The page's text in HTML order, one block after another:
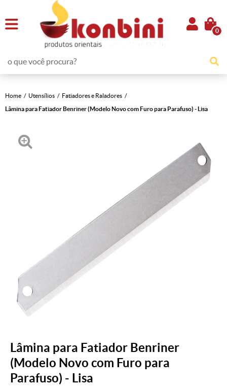
0
Home Utensílios
Fatiadores e Raladores
Lâmina para Fatiador Benriner (Modelo Novo com Furo para Parafuso) - Lisa
Lâmina para Fatiador Benriner
(Modelo Novo com Furo para
Parafuso) - Lisa